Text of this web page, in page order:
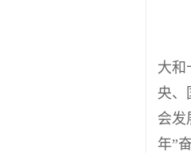
大和
央、
会发
年”